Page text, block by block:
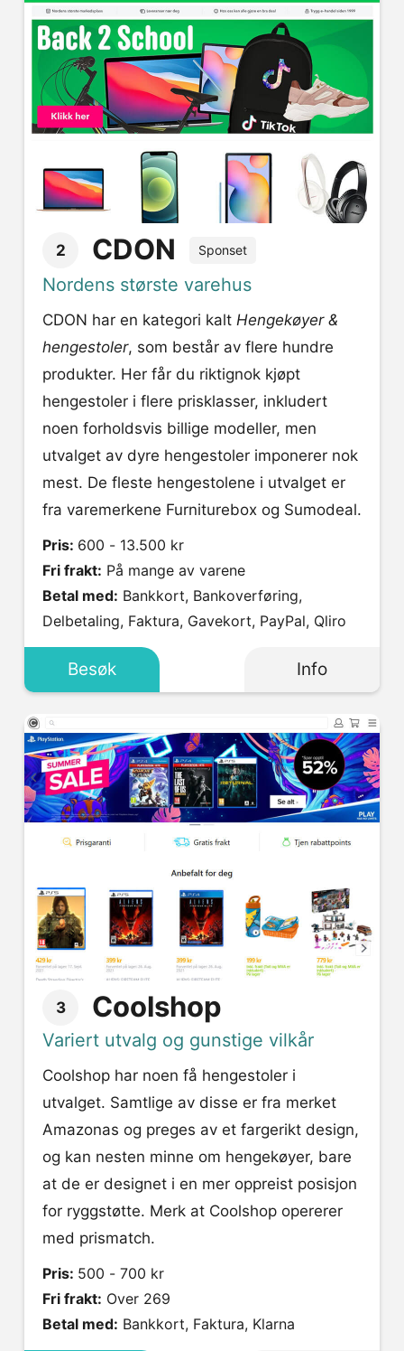
2 CDON Sponset
Nordens største varehus
CDON har en kategori kalt Hengekøyer &
hengestoler, som består av flere hundre
produkter. Her får du riktignok kjøpt
hengestoler i flere prisklasser, inkludert
noen forholdsvis billige modeller, men
utvalget av dyre hengestoler imponerer nok
mest. De fleste hengestolene i utvalget er
fra varemerkene Furniturebox og Sumodeal.
Pris: 600 - 13.500 kr
Fri frakt: På mange av varene
Betal med:
Delbetaling, Faktura, Gavekort, PayPal, Qliro
Besøk Info
3 Coolshop
Variert utvalg og gunstige vilkår
Coolshop har noen få hengestoler i
utvalget. Samtlige av disse er fra merket
Amazonas og preges av et fargerikt design,
og kan nesten minne om hengekøyer, bare
at de er designet i en mer oppreist posisjon
for ryggstøtte. Merk at Coolshop opererer
med prismatch.
Pris: 500 - 700 kr
Fri frakt: Over 269
Betal med: Bankkort, Faktura, Klarna